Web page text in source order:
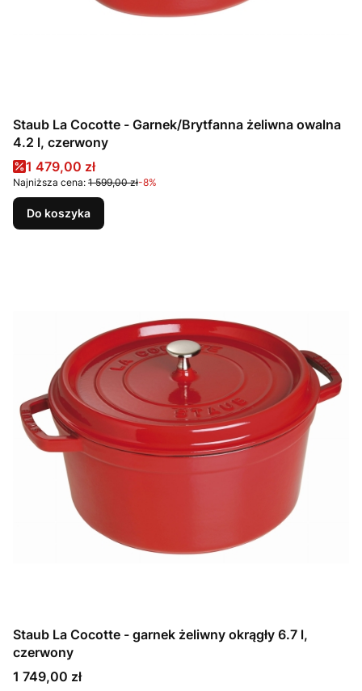
Staub La Cocotte - Garnek/Brytfanna żeliwna owalna
4.2 l, czerwony
Cena promocyjna
1 479,00 zł
Najniższa cena: 1 599,00 zł-8%
Do koszyka
Staub La Cocotte - garnek żeliwny okrągły 6.7 l,
czerwony
Cena
1 749,00 zł